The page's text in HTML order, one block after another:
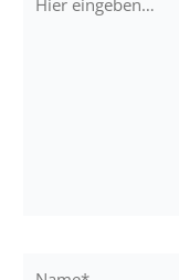
eingeben…